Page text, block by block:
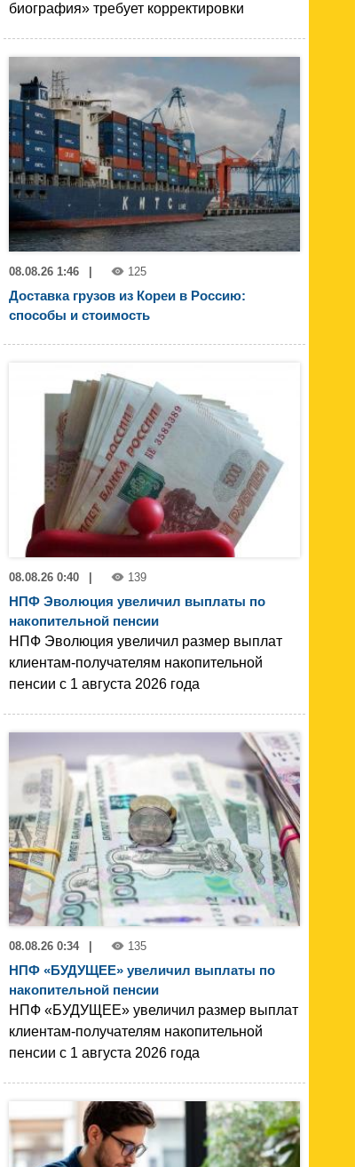
биография» требует корректировки
08.08.26 1:46 125
Доставка грузов из Кореи в Россию:
способы и стоимость
08.08.26 0:40 139
НПФ Эволюция увеличил выплаты по
накопительной пенсии
НПФ Эволюция увеличил размер выплат
клиентам-получателям накопительной
пенсии с 1 августа 2026 года
08.08.26 0:34 135
НПФ «БУДУЩЕЕ» увеличил выплаты по
накопительной пенсии
НПФ «БУДУЩЕЕ» увеличил размер выплат
клиентам-получателям накопительной
пенсии с 1 августа 2026 года